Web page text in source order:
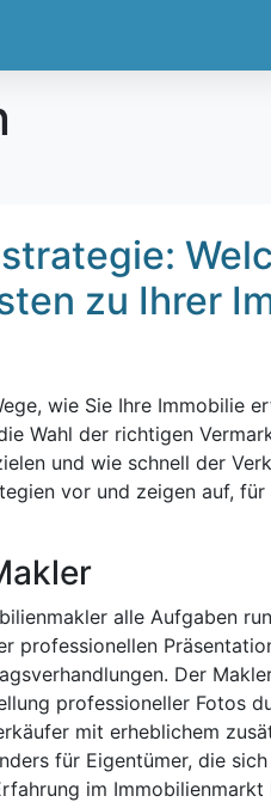
zu Ihrer
wie Sie Ihre Immobilie
Wahl der richtigen
und wie schnell der
vor und zeigen auf,
alle Aufgaben
professionellen
Der
professioneller Fotos
mit erheblichem
für Eigentümer, die
im Immobilienmarkt